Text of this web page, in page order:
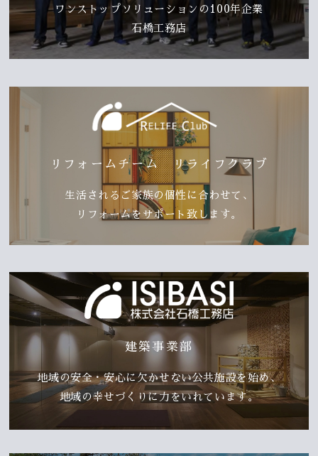
ワンストップソリューションの100年企業
石橋工務店
リフォームチーム リライフクラブ
生活されるご家族の個性に合わせて、
リフォームをサポート致します。
建築事業部
地域の安全・安心に欠かせない公共施設を始め、
地域の幸せづくりに力をいれています。